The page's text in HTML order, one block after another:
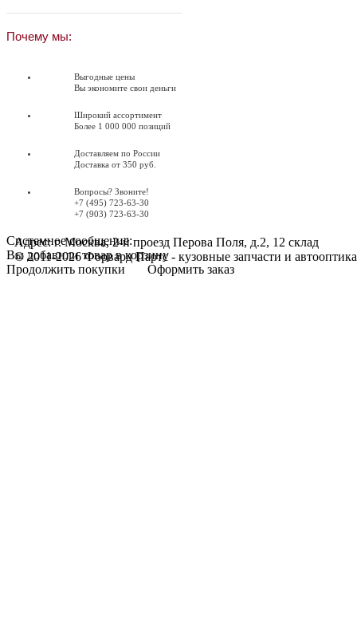
Почему мы:
Выгодные цены
Вы экономите свои деньги
Широкий ассортимент
Более 1 000 000 позиций
Доставляем по России
Доставка от 350 руб.
Вопросы? Звоните!
+7 (495) 723-63-30
+7 (903) 723-63-30
Адрес: г. Москва, 2-й проезд Перова Поля, д.2, 12 склад
© 2011-2026 Форвард Партс - кузовные запчасти и
Системное сообщение:
Вы добавили товар в корзину
Продолжить покупки
Оформить заказ